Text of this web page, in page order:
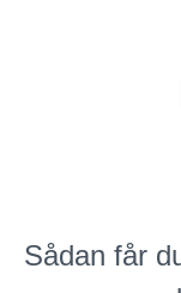
Sådan får